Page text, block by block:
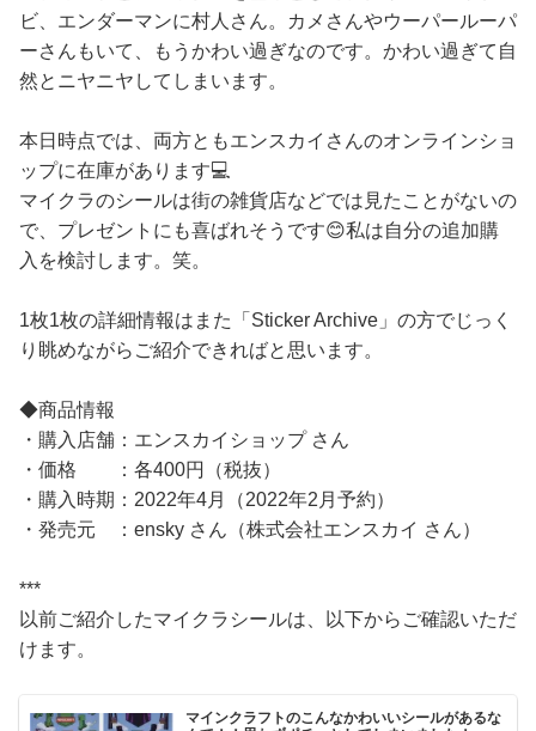
ビ、エンダーマンに村人さん。カメさんやウーパールーパ
ーさんもいて、もうかわい過ぎなのです。かわい過ぎて自
然とニヤニヤしてしまいます。
本日時点では、両方ともエンスカイさんのオンラインショ
ップに在庫があります💻
マイクラのシールは街の雑貨店などでは見たことがないの
で、プレゼントにも喜ばれそうです😊私は自分の追加購
入を検討します。笑。
1枚1枚の詳細情報はまた「Sticker Archive」の方でじっく
り眺めながらご紹介できればと思います。
◆商品情報
・購入店舗：エンスカイショップ さん
・価格 ：各400円（税抜）
・購入時期：2022年4月（2022年2月予約）
・発売元 ：ensky さん（株式会社エンスカイ さん）
***
以前ご紹介したマイクラシールは、以下からご確認いただ
けます。
マインクラフトのこんなかわいいシールがあるな